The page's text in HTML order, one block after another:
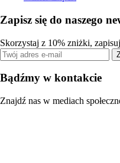
Zapisz się do naszego
Skorzystaj z 10% zniżki,
Bądźmy w kontakcie
Znajdź nas w mediach